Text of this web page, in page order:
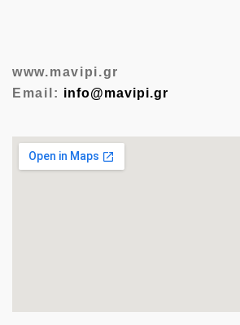
www.mavipi.gr
Email: info@mavipi.gr